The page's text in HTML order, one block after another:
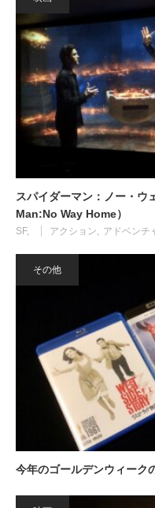
スパイダーマン：ノー・ウ
Man:No Way Home）
SF アクション アドベンチ
その他
今年のゴールデンウィーク